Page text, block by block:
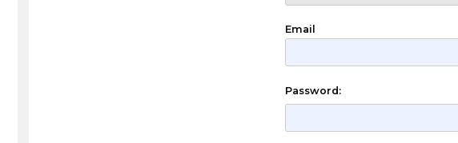
Email
Password: